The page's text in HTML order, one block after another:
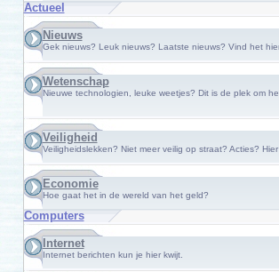
Actueel
Nieuws
Gek nieuws? Leuk nieuws? Laatste nieuws? Vind het
Wetenschap
Nieuwe technologien, leuke weetjes? Dit is de plek om
Veiligheid
Veiligheidslekken? Niet meer veilig op straat? Acties?
Economie
Hoe gaat het in de wereld van het geld?
Computers
Internet
Internet berichten kun je hier kwijt.